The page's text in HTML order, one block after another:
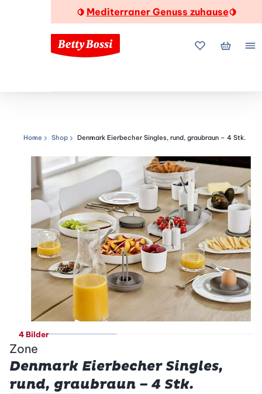
🍋 Mediterraner Genuss zuhause🍋
MeineMein
Navigationspfad
Home Shop Denmark Eierbecher Singles, rund, graubraun – 4 Stk.
4 Bilder
Zone
Denmark Eierbecher Singles,
rund, graubraun – 4 Stk.